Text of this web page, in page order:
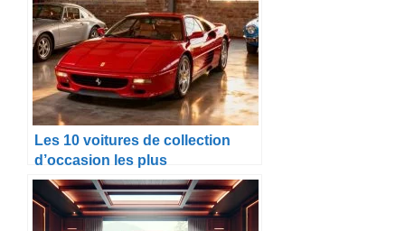
Les 10 voitures de collection
d’occasion les plus
emblématiques à acheter en
2025